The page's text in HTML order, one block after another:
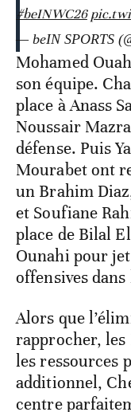
#beINWC26
— beIN SPORTS
Mohamed
son équipe.
place à Anass
Noussair
défense. Puis
Mourabet ont
un Brahim
et Soufiane
place de Bilal
Ounahi pour
offensives
Alors que
rapprocher, les
les ressources
additionnel,
centre